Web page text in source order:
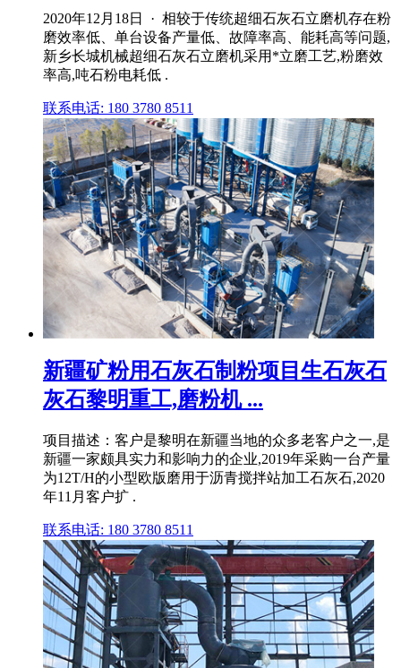
2020年12月18日 · 相较于传统超细石灰石立磨机存在粉
磨效率低、单台设备产量低、故障率高、能耗高等问题,
新乡长城机械超细石灰石立磨机采用*立磨工艺,粉磨效
率高,吨石粉电耗低 .
联系电话: 180 3780 8511
新疆矿粉用石灰石制粉项目生石灰石
灰石黎明重工,磨粉机 ...
项目描述：客户是黎明在新疆当地的众多老客户之一,是
新疆一家颇具实力和影响力的企业,2019年采购一台产量
为12T/H的小型欧版磨用于沥青搅拌站加工石灰石,2020
年11月客户扩 .
联系电话: 180 3780 8511